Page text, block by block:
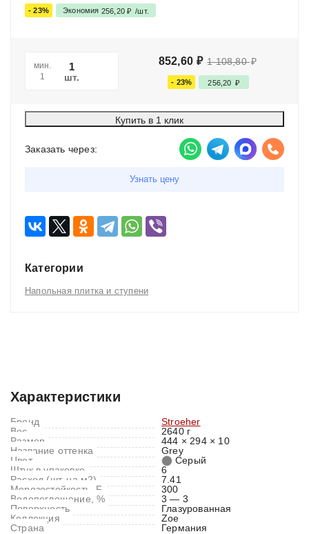
- 23% Экономия 256,20 ₽ /шт.
мин.
1
шт.
852,60 ₽ 1 108,80 ₽
- 23% 256,20 ₽
Купить в 1 клик
Заказать через:
Узнать цену
Категории
Напольная плитка и ступени
Характеристики
Бренд
Stroeher
Вес
2640 г
Размер
444 × 294 × 10
Название оттенка
Grey
Цвет
Серый
Штук в упаковке
6
Расход (шт. на м2)
7.41
Морозостойкость, F
300
Водопоглощение, %
3 — 3
Поверхность
Глазурованная
Коллекция
Zoe
Страна
Германия